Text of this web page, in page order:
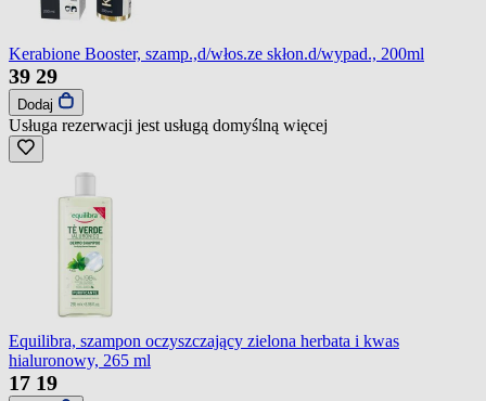
Kerabione Booster, szamp.,d/włos.ze skłon.d/wypad., 200ml
39 29
Dodaj
Usługa rezerwacji jest usługą domyślną więcej
Equilibra, szampon oczyszczający zielona herbata i kwas
hialuronowy, 265 ml
17 19